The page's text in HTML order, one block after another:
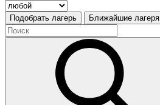
Подобрать лагерь Ближайшие лагеря